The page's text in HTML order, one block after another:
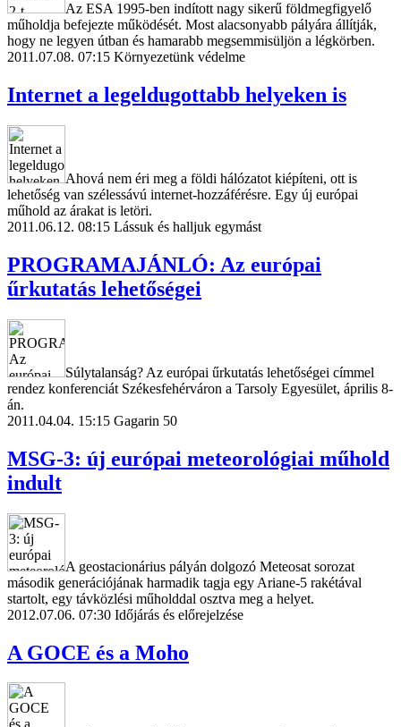
Az ESA 1995-ben indított nagy sikerű földmegfigyelő
műholdja befejezte működését. Most alacsonyabb pályára állítják,
hogy ne legyen útban és hamarabb megsemmisüljön a légkörben.
2011.07.08. 07:15 Környezetünk védelme
Internet a legeldugottabb helyeken is
Ahová nem éri meg a földi hálózatot kiépíteni, ott is
lehetőség van szélessávú internet-hozzáférésre. Egy új európai
műhold az árakat is letöri.
2011.06.12. 08:15 Lássuk és halljuk egymást
PROGRAMAJÁNLÓ: Az európai
űrkutatás lehetőségei
Súlytalanság? Az európai űrkutatás lehetőségei címmel
rendez konferenciát Székesfehérváron a Tarsoly Egyesület, április 8-
án.
2011.04.04. 15:15 Gagarin 50
MSG-3: új európai meteorológiai műhold
indult
A geostacionárius pályán dolgozó Meteosat sorozat
második generációjának harmadik tagja egy Ariane-5 rakétával
startolt, egy távközlési műholddal osztva meg a helyet.
2012.07.06. 07:30 Időjárás és előrejelzése
A GOCE és a Moho